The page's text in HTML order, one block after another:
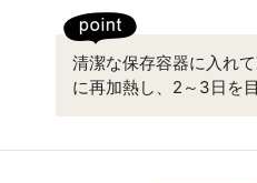
清潔な保存容器に入れ
に再加熱し、2～3日を